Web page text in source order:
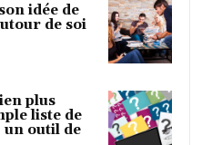
idée de
de soi
plus
liste de
un outil de